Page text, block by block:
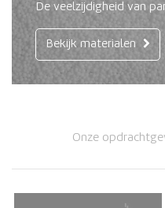
De veelzijdigheid van
Bekijk materialen
Onze